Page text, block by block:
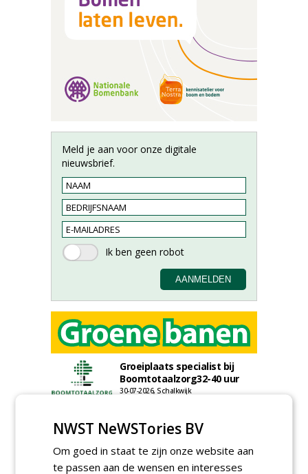
Meld je aan voor onze digitale
nieuwsbrief.
Groeiplaats specialist bij
Boomtotaalzorg32-40 uur
30-07-2026, Schalkwijk
Boomtotaalzorg24-40 uur
Projectleider (HBO - 40 uur)
NWST NeWSTories BV
Om goed in staat te zijn onze website aan
te passen aan de wensen en interesses